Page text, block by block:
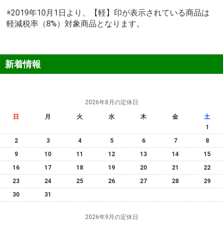
※2019年10月1日より、【軽】印が表示されている商品は
軽減税率（8%）対象商品となります。
新着情報
2026年8月の定休日
日 月 火 水 木 金
土
1
2
3 4 5 6 7
8
9
10 11 12 13 14
15
16
17 18 19 20 21
22
23
24 25 26 27 28
29
30
31
2026年9月の定休日